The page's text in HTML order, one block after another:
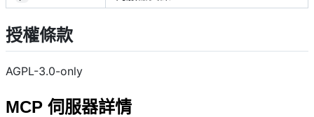
授權條款
AGPL-3.0-only
MCP 伺服器詳情